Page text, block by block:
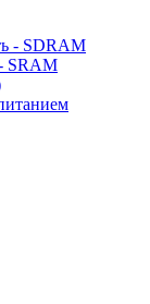
- SDRAM
SRAM